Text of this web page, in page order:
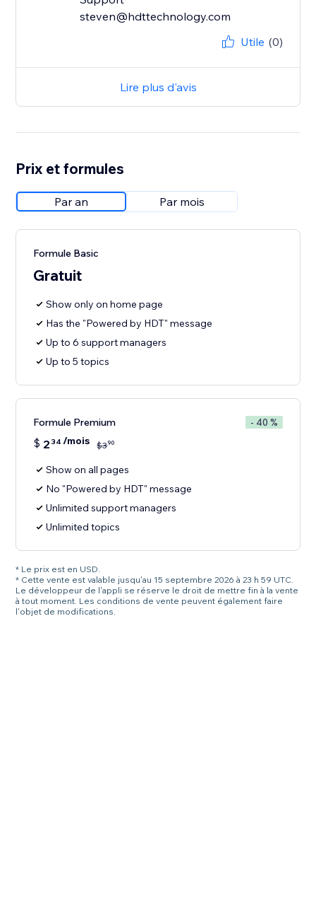
Utile (0)
Lire plus d'avis
Prix et formules
Par an Par mois
Formule Basic
Gratuit
Show only on home page
Has the "Powered by HDT" message
Up to 6 support managers
Up to 5 topics
Formule Premium - 40 %
$ 2 34 /mois $390
Show on all pages
No "Powered by HDT" message
Unlimited support managers
Unlimited topics
* Le prix est en USD.
* Cette vente est valable jusqu'au 15 septembre 2026 à 23 h 59 UTC.
Le développeur de l'appli se réserve le droit de mettre fin à la vente
à tout moment. Les conditions de vente peuvent également faire
l'objet de modifications.